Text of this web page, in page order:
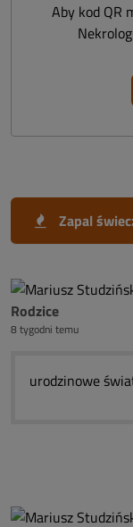
Aby kod QR
Zapal
Rodzice
8 tygodni temu
urodzinowe